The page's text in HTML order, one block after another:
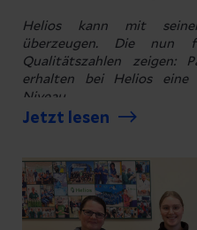
Helios kann mit
überzeugen. Die nun
Qualitätszahlen zeigen:
erhalten bei Helios eine
Niveau.
Jetzt lesen